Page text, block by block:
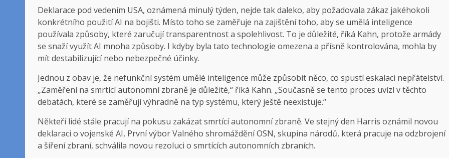
Deklarace pod vedením USA, oznámená minulý týden, nejde tak daleko, aby požadovala zákaz jakéhokoli
konkrétního použití AI na bojišti. Místo toho se zaměřuje na zajištění toho, aby se umělá inteligence
používala způsoby, které zaručují transparentnost a spolehlivost. To je důležité, říká Kahn, protože armády
se snaží využít AI mnoha způsoby. I kdyby byla tato technologie omezena a přísně kontrolována, mohla by
mít destabilizující nebo nebezpečné účinky.
Jednou z obav je, že nefunkční systém umělé inteligence může způsobit něco, co spustí eskalaci nepřátelství.
„Zaměření na smrtící autonomní zbraně je důležité,“ říká Kahn. „Současně se tento proces uvízl v těchto
debatách, které se zaměřují výhradně na typ systému, který ještě neexistuje.“
Někteří lidé stále pracují na pokusu zakázat smrtící autonomní zbraně. Ve stejný den Harris oznámil novou
deklaraci o vojenské AI, První výbor Valného shromáždění OSN, skupina národů, která pracuje na odzbrojení
a šíření zbraní, schválila novou rezoluci o smrtících autonomních zbraních.